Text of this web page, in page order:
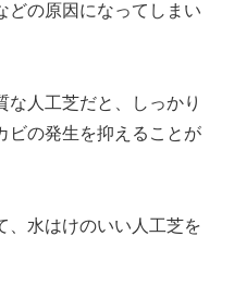
どの原因になってしまい
な人工芝だと、しっかり
ビの発生を抑えることが
、水はけのいい人工芝を